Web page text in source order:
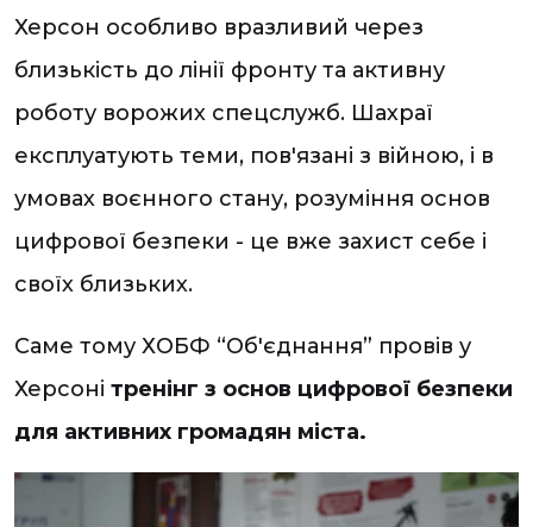
Херсон особливо вразливий через
близькість до лінії фронту та активну
роботу ворожих спецслужб. Шахраї
експлуатують теми, пов'язані з війною, і в
умовах воєнного стану, розуміння основ
цифрової безпеки - це вже захист себе і
своїх близьких.
Саме тому ХОБФ “Об'єднання” провів у
Херсоні тренінг з основ цифрової безпеки
для активних громадян міста.